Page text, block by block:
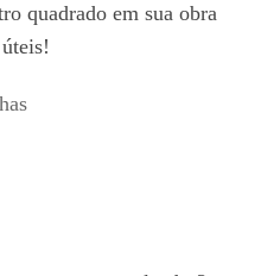
quadrado em sua obra